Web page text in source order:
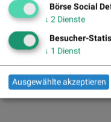
AT&S : -2.23%» Details
Österreichische Post : -
Details
Börse Social
↓ 2 Dienste
Besucher-
↓ 1 Dienst
Ausgewählte akzeptieren